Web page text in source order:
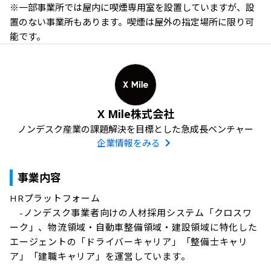
※一部事業所では屋内に喫煙専用室を設置していますが、設
置のない事業所もあります。喫煙は屋外の指定場所に限り可
能です。
X Mile株式会社
ノンデスク産業の課題解決を目標とした急成長ベンチャー
企業情報をみる
事業内容
HRプラットフォーム
-ノンデスク事業者向けの人材採用システム「クロスワ
ーク」、物流領域・自動車整備領域・建設領域に特化した
エージェントの「ドライバーキャリア」「整備士キャリ
ア」「建職キャリア」を運営しています。